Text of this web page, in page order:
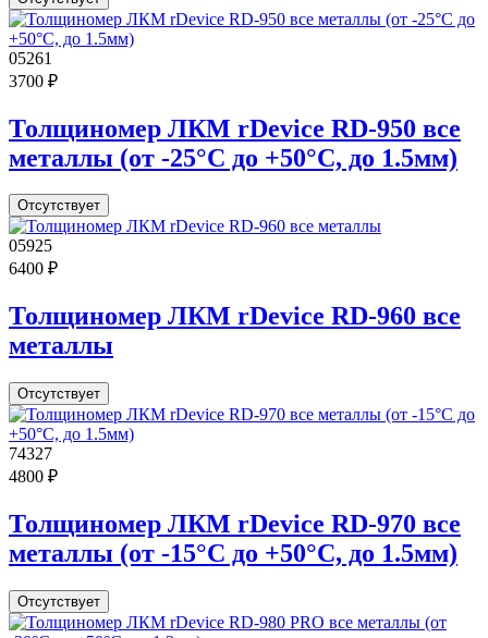
05261
3700 ₽
Толщиномер ЛКМ rDevice RD-950 все
металлы (от -25°С до +50°С, до 1.5мм)
Отсутствует
05925
6400 ₽
Толщиномер ЛКМ rDevice RD-960 все
металлы
Отсутствует
74327
4800 ₽
Толщиномер ЛКМ rDevice RD-970 все
металлы (от -15°С до +50°С, до 1.5мм)
Отсутствует